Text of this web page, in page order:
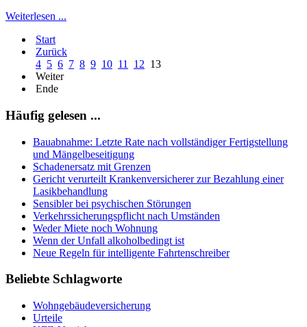
Weiterlesen ...
Start
Zurück
4 5 6 7 8 9 10 11 12 13
Weiter
Ende
Häufig gelesen ...
Bauabnahme: Letzte Rate nach vollständiger Fertigstellung
und Mängelbeseitigung
Schadenersatz mit Grenzen
Gericht verurteilt Krankenversicherer zur Bezahlung einer
Lasikbehandlung
Sensibler bei psychischen Störungen
Verkehrssicherungspflicht nach Umständen
Weder Miete noch Wohnung
Wenn der Unfall alkoholbedingt ist
Neue Regeln für intelligente Fahrtenschreiber
Beliebte Schlagworte
Wohngebäudeversicherung
Urteile